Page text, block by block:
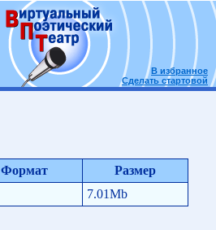
В избранное
Сделать стартовой
Формат
Размер
7.01Mb